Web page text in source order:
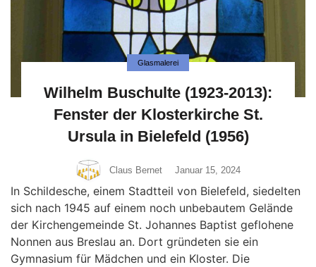
Glasmalerei
Wilhelm Buschulte (1923-2013):
Fenster der Klosterkirche St.
Ursula in Bielefeld (1956)
Claus Bernet Januar 15, 2024
In Schildesche, einem Stadtteil von Bielefeld, siedelten
sich nach 1945 auf einem noch unbebautem Gelände
der Kirchengemeinde St. Johannes Baptist geflohene
Nonnen aus Breslau an. Dort gründeten sie ein
Gymnasium für Mädchen und ein Kloster. Die